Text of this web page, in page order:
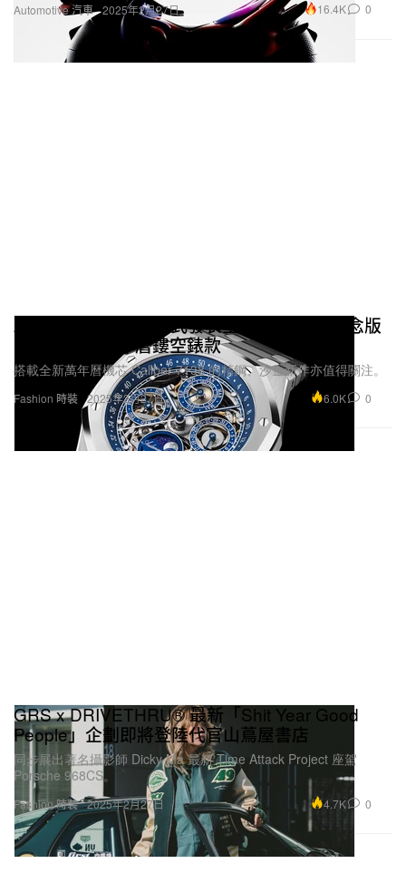
Automotive 汽車 2025年2月27日 16.4K 0
Fashion 時裝
Audemars Piguet 正式發表全新 150 周年紀念版
Royal Oak 萬年曆鏤空錶款
搭載全新萬年曆機芯 Caliber 7138 的精鋼、沙金新作亦值得關注。
2025年2月27日 6.0K 0
Fashion 時裝
GRS x DRIVETHRU® 最新「Shit Year Good
People」企劃即將登陸代官山蔦屋書店
同步展出著名攝影師 Dicky Ma 最新 Time Attack Project 座駕
Porsche 968CS。
2025年2月27日 4.7K 0